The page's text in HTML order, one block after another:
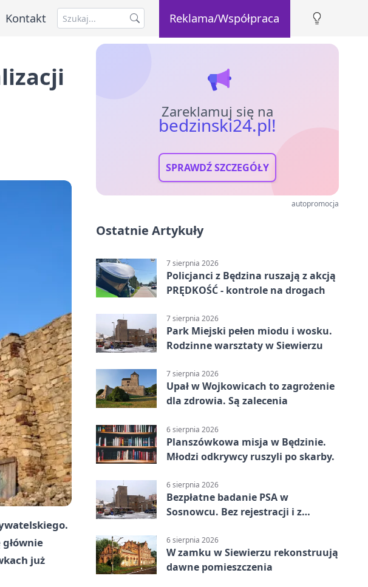
Kontakt Reklama/Współpraca
już
Zareklamuj się na
bedzinski24.pl!
SPRAWDŹ SZCZEGÓŁY
autopromocja
Ostatnie Artykuły
7 sierpnia 2026
Policjanci z Będzina ruszają z akcją
PRĘDKOŚĆ - kontrole na drogach
7 sierpnia 2026
Park Miejski pełen miodu i wosku.
Rodzinne warsztaty w Siewierzu
7 sierpnia 2026
Upał w Wojkowicach to zagrożenie
dla zdrowia. Są zalecenia
6 sierpnia 2026
Planszówkowa misja w Będzinie.
Młodzi odkrywcy ruszyli po skarby.
6 sierpnia 2026
Bezpłatne badanie PSA w
Sosnowcu. Bez rejestracji i z
6 sierpnia 2026
W zamku w Siewierzu rekonstruują
dawne pomieszczenia